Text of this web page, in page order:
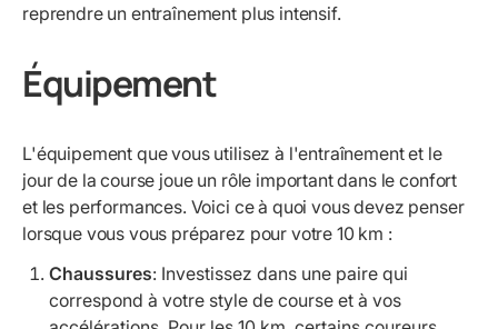
reprendre un entraînement plus intensif.
Équipement
L'équipement que vous utilisez à l'entraînement et le
jour de la course joue un rôle important dans le confort
et les performances. Voici ce à quoi vous devez penser
lorsque vous vous préparez pour votre 10 km :
Chaussures: Investissez dans une paire qui
correspond à votre style de course et à vos